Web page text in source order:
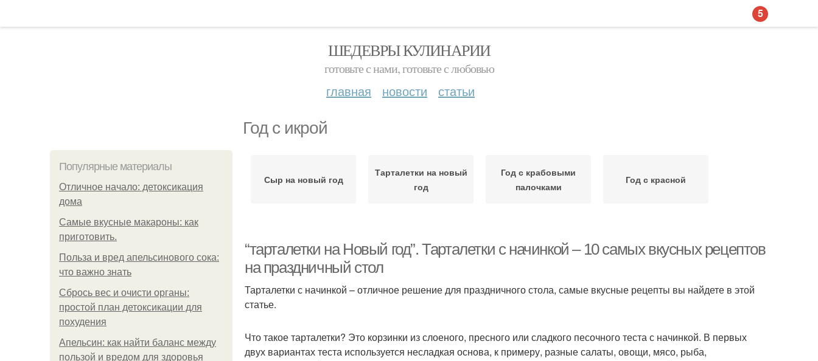
ШЕДЕВРЫ КУЛИНАРИИ
готовьте с нами, готовьте с любовью
главная новости статьи
Год с икрой
Популярные материалы
Отличное начало: детоксикация
дома
Самые вкусные макароны: как
приготовить.
Польза и вред апельсинового сока:
что важно знать
Сбрось вес и очисти органы:
простой план детоксикации для
похудения
Апельсин: как найти баланс между
пользой и вредом для здоровья
Сыр на новый год
Тарталетки на новый
год
Год с крабовыми
палочками
Год с красной
“тарталетки на Новый год”. Тарталетки с начинкой – 10 самых вкусных рецептов
на праздничный стол
Тарталетки с начинкой – отличное решение для праздничного стола, самые вкусные рецепты вы найдете в этой
статье.
Что такое тарталетки? Это корзинки из слоеного, пресного или сладкого песочного теста с начинкой. В первых
двух вариантах теста используется несладкая основа, к примеру, разные салаты, овощи, мясо, рыба,
5